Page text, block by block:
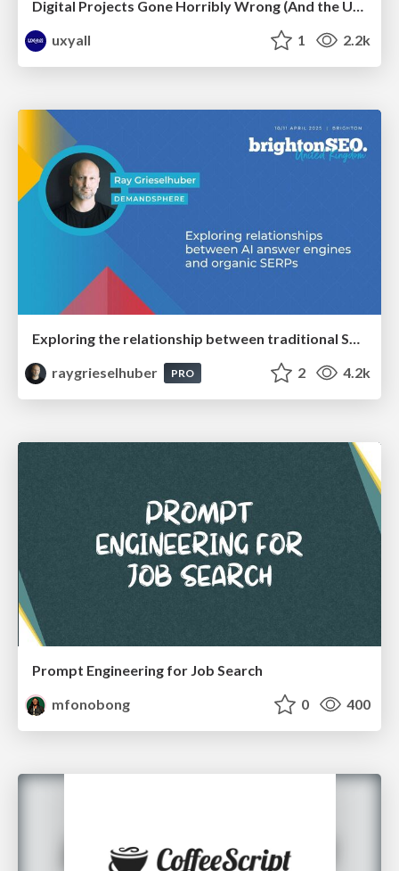
Digital Projects Gone Horribly Wrong (And the UX Pros Who Still Save the Day) - Dean Schuster
uxyall
1 2.2k
raygrieselhuber
PRO 2 4.2k
Prompt Engineering for Job Search
mfonobong
0 400